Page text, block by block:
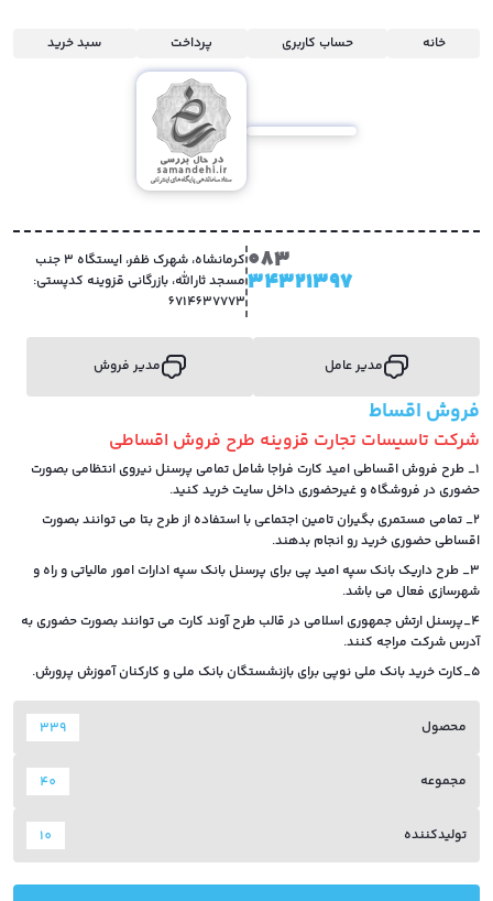
خانه حساب کاربری پرداخت سبد خرید
083
34321397
کرمانشاه، شهرک ظفر، ایستگاه 3 جنب
مسجد ثارالله، بازرگانی قزوینه کدپستی:
6714637773
مدیر عامل مدیر فروش
فروش اقساط
شرکت تاسیسات تجارت قزوینه طرح فروش اقساطی
1_ طرح فروش اقساطی امید کارت فراجا شامل تمامی پرسنل نیروی انتظامی بصورت
حضوری در فروشگاه و غیرحضوری داخل سایت خرید کنید.
2_ تمامی مستمری بگیران تامین اجتماعی با استفاده از طرح بتا می توانند بصورت
اقساطی حضوری خرید رو انجام بدهند.
3_ طرح داریک بانک سپه امید پی برای پرسنل بانک سپه ادارات امور مالیاتی و راه و
شهرسازی فعال می باشد.
4_پرسنل ارتش جمهوری اسلامی در قالب طرح آوند کارت می توانند بصورت حضوری به
آدرس شرکت مراجه کنند.
5_کارت خرید بانک ملی نوپی برای بازنشستگان بانک ملی و کارکنان آموزش پرورش.
339 محصول
40 مجموعه
10 تولیدکننده